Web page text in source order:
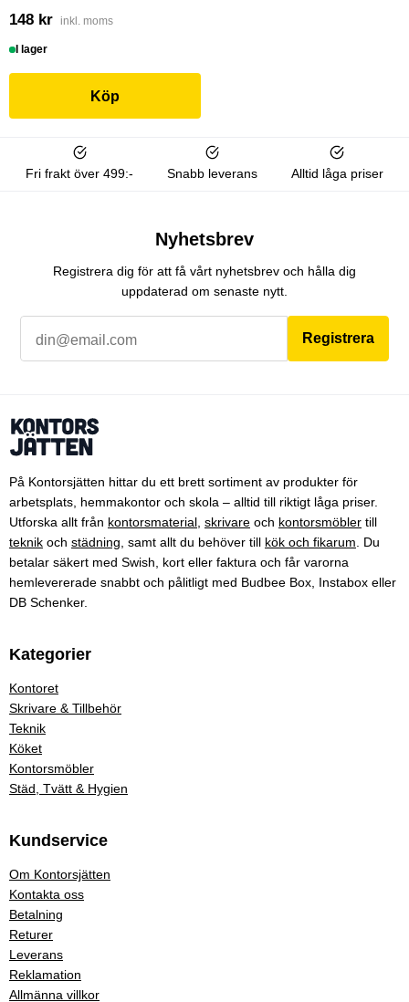
148 kr inkl. moms
I lager
Köp
Fri frakt över 499:- Snabb leverans Alltid låga priser
Nyhetsbrev
Registrera dig för att få vårt nyhetsbrev och hålla dig
uppdaterad om senaste nytt.
Registrera
På Kontorsjätten hittar du ett brett sortiment av produkter för
arbetsplats, hemmakontor och skola – alltid till riktigt låga priser.
Utforska allt från kontorsmaterial skrivare och kontorsmöbler till
teknik och städning , samt allt du behöver till kök och fikarum . Du
betalar säkert med Swish, kort eller faktura och får varorna
hemlevererade snabbt och pålitligt med Budbee Box, Instabox eller
DB Schenker.
Kategorier
Kontoret
Skrivare & Tillbehör
Teknik
Köket
Kontorsmöbler
Städ, Tvätt & Hygien
Kundservice
Om Kontorsjätten
Kontakta oss
Betalning
Returer
Leverans
Reklamation
Allmänna villkor